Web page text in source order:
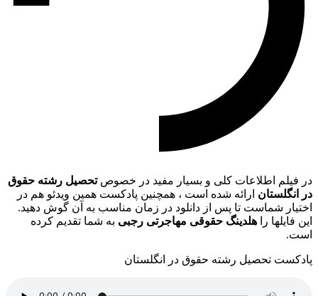
در فیلم اطلاعات کلی و بسیار مفید در خصوصتحصیل رشته حقوق
در انگلستان ارائه شده است ، همچنین پادکست همین ویدئو هم در
اختیار شماست تا پس از دانلود در زمان مناسب به آن گوش دهید.
این فایلها را هلدینگ حقوقی مهاجرتی رجبی به شما تقدیم کرده
است.
پادکست تحصیل رشته حقوق در انگلستان